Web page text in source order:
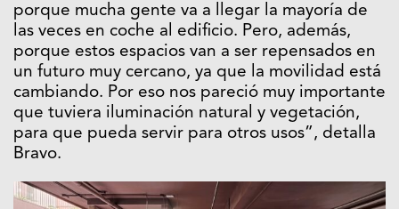
porque mucha gente va a llegar la mayoría de
las veces en coche al edificio. Pero, además,
porque estos espacios van a ser repensados en
un futuro muy cercano, ya que la movilidad está
cambiando. Por eso nos pareció muy importante
que tuviera iluminación natural y vegetación,
para que pueda servir para otros usos”, detalla
Bravo.